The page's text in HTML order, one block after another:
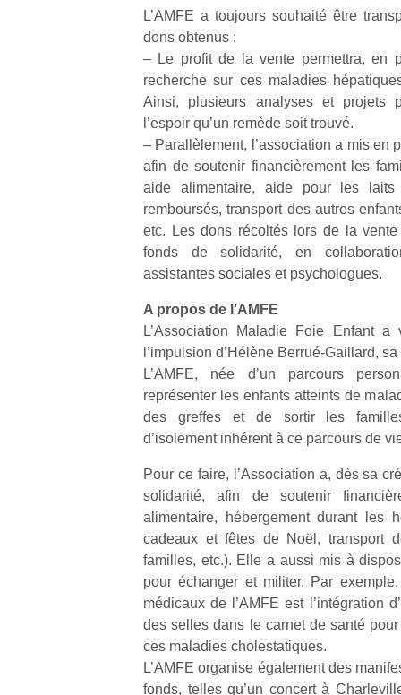
L’AMFE a toujours souhaité être
dons obtenus :
– Le profit de la vente permettra, en
recherche sur ces maladies
Ainsi, plusieurs analyses et projets
l’espoir qu’un remède soit trouvé.
– Parallèlement, l’association a mis en
afin de soutenir financièrement les
aide alimentaire, aide pour les laits
remboursés, transport des autres
etc. Les dons récoltés lors de la vente
fonds de solidarité, en
assistantes sociales et psychologues.
A propos de l’AMFE
L’Association Maladie Foie Enfant
l’impulsion d’Hélène Berrué-Gaillard,
L’AMFE, née d’un parcours
représenter les enfants atteints de
des greffes et de sortir les
d’isolement inhérent à ce parcours de
Pour ce faire, l’Association a, dès sa
solidarité, afin de soutenir
alimentaire, hébergement durant les
cadeaux et fêtes de Noël, transport
familles, etc.). Elle a aussi mis à
pour échanger et militer. Par
médicaux de l’AMFE est l’intégration
des selles dans le carnet de santé
ces maladies cholestatiques.
L’AMFE organise également des
fonds, telles qu’un concert à
…
NextGen,
une
nouvelle
trottinette
mécanique
Beeper
enfants
débordent
souvent
d’énergie.
Varier les
occupations
n’est pas
simple.
Conjuguer
divertissement,
activité
Des
pour les
grands et
Durant les
vacances
estivales
retour des
beaux
jours, c’est
l’occasion
rêvée
pour les